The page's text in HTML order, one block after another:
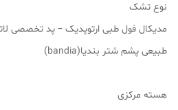
نوع تشک
مدیکال فول طبی ارتوپدیک – پد تخصصی
طبیعی پشم شتر بندیا(bandia)
هسته مرکزی